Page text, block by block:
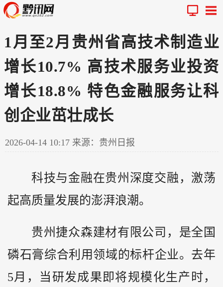
1月至2月贵州省高技术制造业
增长10.7% 高技术服务业投资
增长18.8% 特色金融服务让科
创企业茁壮成长
2026-04-14 10:17 来源：贵州日报
科技与金融在贵州 深度交融，激荡
起高质量发展的澎湃浪潮。
贵州捷众森建材有限公司，是全国
磷石膏综合利用领域的标杆企业。去年
5月，当研发成果即将规模化生产时，